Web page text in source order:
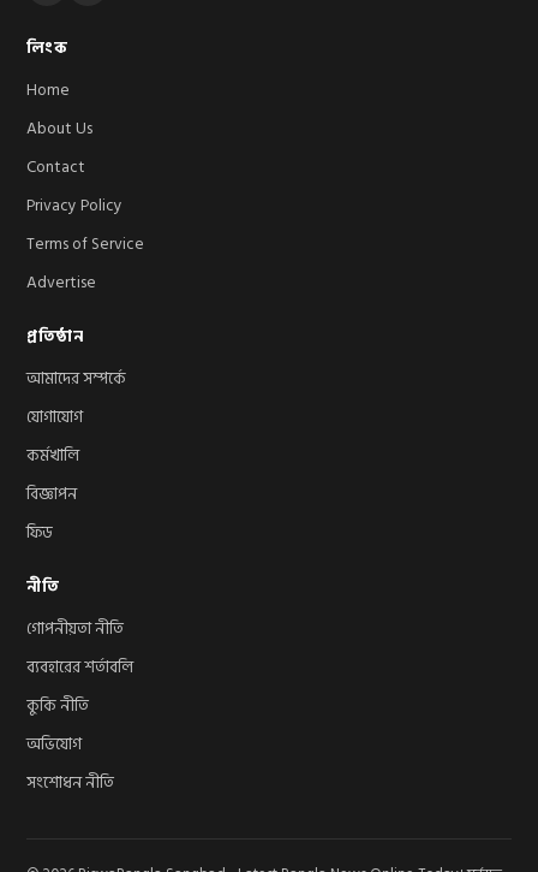
লিংক
Home
About Us
Contact
Privacy Policy
Terms of Service
Advertise
প্রতিষ্ঠান
আমাদের সম্পর্কে
যোগাযোগ
কর্মখালি
বিজ্ঞাপন
ফিড
নীতি
গোপনীয়তা নীতি
ব্যবহারের শর্তাবলি
কুকি নীতি
অভিযোগ
সংশোধন নীতি